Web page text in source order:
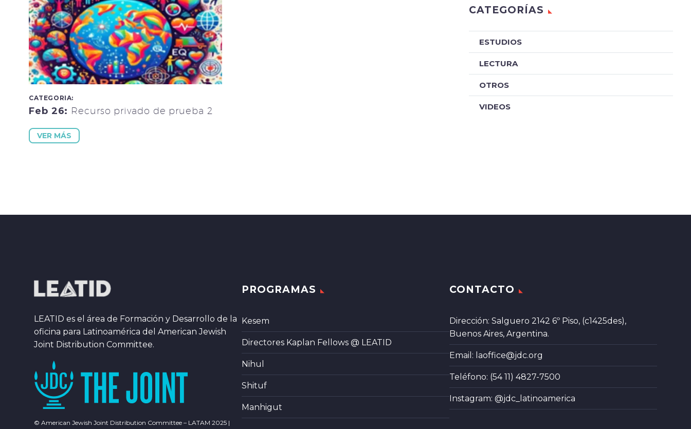
CATEGORIA:
Feb 26: Recurso privado de prueba 2
VER MÁS
CATEGORÍAS
ESTUDIOS
LECTURA
OTROS
VIDEOS
LEATID es el área de Formación y Desarrollo de la
oficina para Latinoamérica del American Jewish
Joint Distribution Committee.
© American Jewish Joint Distribution Committee – LATAM 2025 |
PROGRAMAS
Kesem
Directores Kaplan Fellows @ LEATID
Nihul
Shituf
Manhigut
CONTACTO
Dirección: Salguero 2142 6º Piso, (c1425des),
Buenos Aires, Argentina.
Email: laoffice@jdc.org
Teléfono: (54 11) 4827-7500
Instagram: @jdc_latinoamerica